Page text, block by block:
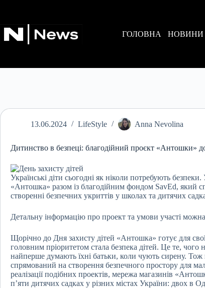
ГОЛОВНА
НОВИНИ
13.06.2024 LifeStyle Anna Nevolina
Дитинство в безпеці: благодійний проєкт «Антошки»
Українські діти сьогодні як ніколи потребують
«Антошка» разом із благодійним фондом SavEd, який
створенні безпечних укриттів у школах та дитячих
Детальну інформацію про проект та умови участі
Щорічно до Дня захисту дітей «Антошка» готує для
головним пріоритетом стала безпека дітей. Це те, чого
найперше думають їхні батьки, коли чують сирену.
спрямований на створення безпечного простору для
реалізації подібних проектів, мережа магазинів
п’яти дитячих садках у різних містах України: двох в